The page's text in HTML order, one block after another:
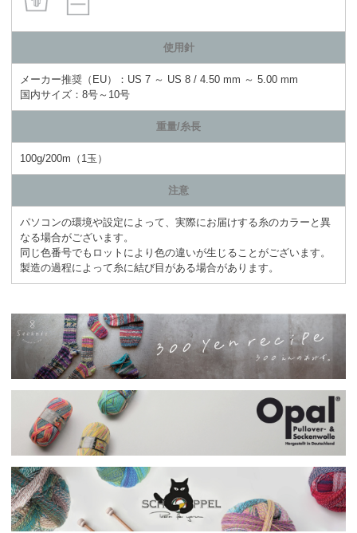
使用針
メーカー推奨（EU）：US 7 ～ US 8 / 4.50 mm ～ 5.00 mm
国内サイズ：8号～10号
重量/糸長
100g/200m（1玉）
注意
パソコンの環境や設定によって、実際にお届けする糸のカラーと異
なる場合がございます。
同じ色番号でもロットにより色の違いが生じることがございます。
製造の過程によって糸に結び目がある場合があります。